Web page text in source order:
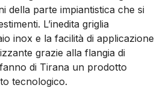
della parte impiantistica che si
L’inedita griglia
inox e la facilità di applicazione
grazie alla flangia di
di Tirana un prodotto
tecnologico.